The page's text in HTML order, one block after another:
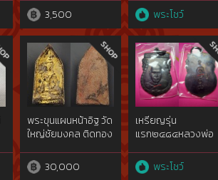
3,500
พิมพ์ใหญ่เศียรโตชิน
ทองคำgoldผสม{rare
show}
พระโชว์
พระขุนแผนหน้าอิฐ วัด
ใหญ่ชัยมงคล ติดทอง
30,000
เหรียญรุ่น
แรก๒๔๘๔หลวงพ่อ
จ.นครปฐมทองแดง
ขึ้นไขแมงทับบินเกาะ
พระโชว์